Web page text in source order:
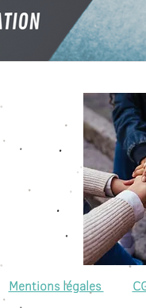
Mentions légales